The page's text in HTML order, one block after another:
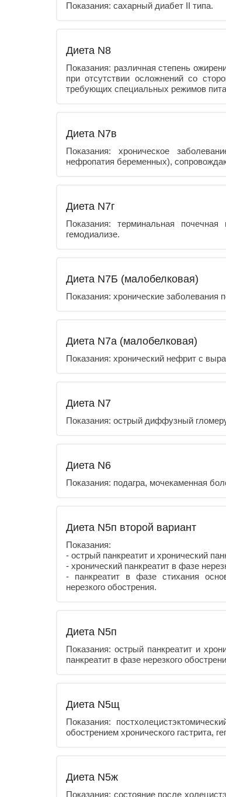
Показания: сахарный диабет II типа.
Диета N8
Показания: различная степень
при отсутствии осложнений со
требующих специальных режимов
Диета N7в
Показания: хроническое
нефропатия беременных),
Диета N7г
Показания: терминальная
гемодиализе.
Диета N7Б (малобелковая)
Показания: хронические заболевания
Диета N7а (малобелковая)
Показания: хронический нефрит с
Диета N7
Показания: острый диффузный
Диета N6
Показания: подагра, мочекаменная
Диета N5п второй вариант
Показания:
- острый панкреатит и хронический
- хронический панкреатит в фазе
- панкреатит в фазе стихания
нерезкого обострения.
Диета N5п
Показания: острый панкреатит и
панкреатит в фазе нерезкого
Диета N5щ
Показания:
обострением хронического гастрита,
Диета N5ж
Показания: состояние после